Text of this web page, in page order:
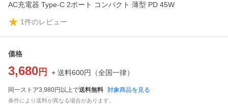
AC充電器 Type-C 2ポート コンパクト 薄型 PD 45W
1件のレビュー
価格
3,680 円 + 送料600円 （全国一律）
同一ストア3,980円以上で送料無料 対象商品を見る
条件により送料が異なる場合があります。